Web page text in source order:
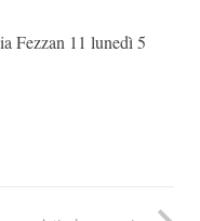
Fezzan 11 lunedì 5